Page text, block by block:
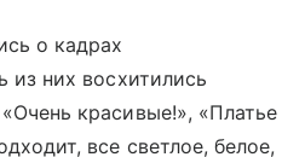
о кадрах
из них восхитились
красивые!», «Платье
все светлое, белое,